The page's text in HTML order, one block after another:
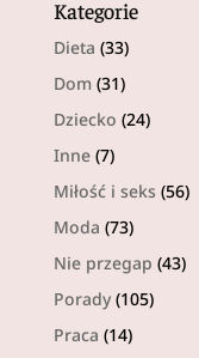
Kategorie
Dieta (33)
Dom (31)
Dziecko (24)
Inne(7)
Miłość i seks (56)
Moda (73)
Nie przegap (43)
Porady(105)
Praca (14)